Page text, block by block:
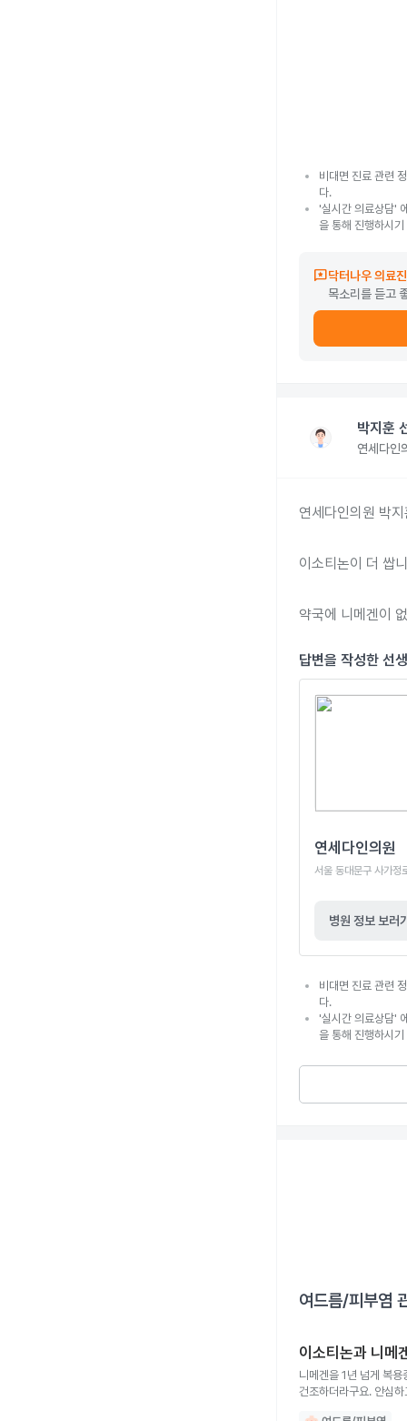
비대면 진료 관련
다.
'실시간 의료상담'
을 통해 진행하시
reviews닥터나우 의료
목소리를 듣고
박지훈
연세다인
연세다인의원 박
이소티논이 더 쌉
약국에 니메겐이
답변을 작성한 선
연세다인의원
서울 동대문구 사가
병원 정보 보러
비대면 진료 관련
다.
'실시간 의료상담'
을 통해 진행하시
여드름/피부염
이소티논과 니메
니메겐을 1년 넘게 복
건조하더라구요. 안심